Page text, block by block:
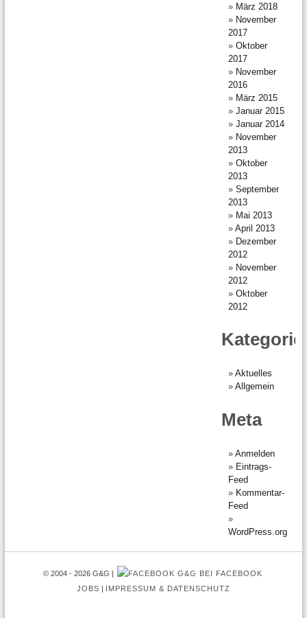
März 2018
November
2017
Oktober
2017
November
2016
März 2015
Januar 2015
Januar 2014
November
2013
Oktober
2013
September
2013
Mai 2013
April 2013
Dezember
2012
November
2012
Oktober
2012
Aktuelles
Allgemein
Meta
Anmelden
Eintrags-
Feed
Kommentar-
Feed
WordPress.org
© 2004 - 2026 G&G
G&G BEI FACEBOOK
JOBS
IMPRESSUM & DATENSCHUTZ